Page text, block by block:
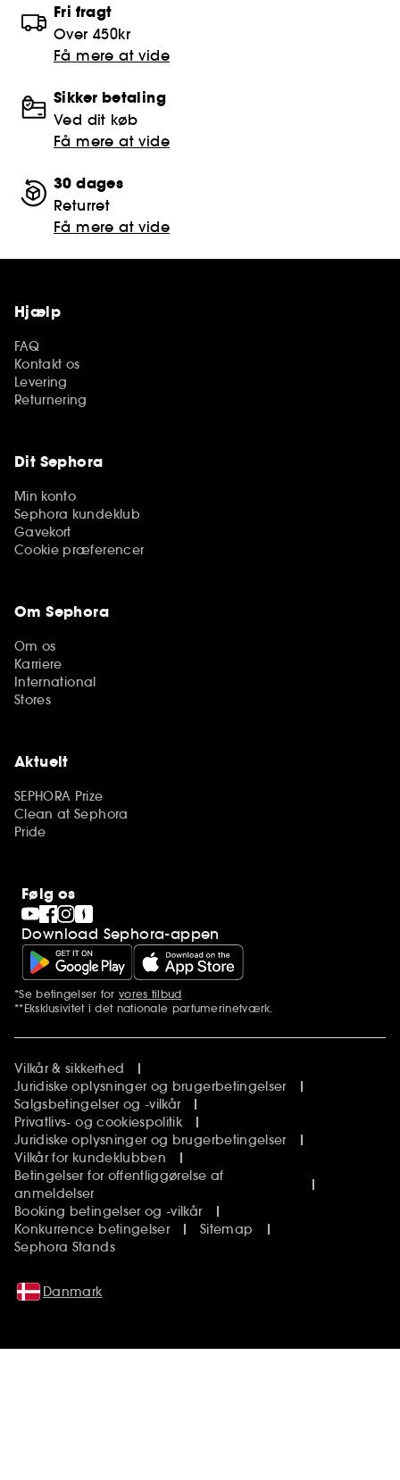
Fri fragt
Over 450kr
Få mere at vide
Sikker betaling
Ved dit køb
Få mere at vide
30 dages
Returret
Få mere at vide
Hjælp
FAQ
Kontakt os
Levering
Returnering
Dit Sephora
Min konto
Sephora kundeklub
Gavekort
Cookie præferencer
Om Sephora
Om os
Karriere
International
Stores
Aktuelt
SEPHORA Prize
Clean at Sephora
Pride
Følg os
Download Sephora-appen
Yderligere bemærkninger
*Se betingelser for vores tilbud
**Eksklusivitet i det nationale parfumerinetværk.
Vilkår & sikkerhed
Juridiske oplysninger og brugerbetingelser
Salgsbetingelser og -vilkår
Privatlivs- og cookiespolitik
Juridiske oplysninger og brugerbetingelser
Vilkår for kundeklubben
Betingelser for offentliggørelse af
anmeldelser
Booking betingelser og -vilkår
Konkurrence betingelser
Sitemap
Sephora Stands
Danmark